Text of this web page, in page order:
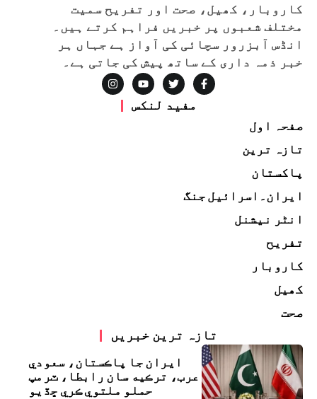
کاروبار، کھیل، صحت اور تفریح سمیت
مختلف شعبوں پر خبریں فراہم کرتے ہیں۔
انڈس آبزرور سچائی کی آواز ہے جہاں ہر
خبر ذمہ داری کے ساتھ پیش کی جاتی ہے۔
مفید لنکس
صفحہ اول
تازہ ترین
پاکستان
ایران۔اسرائیل جنگ
انٹر نیشنل
تفریح
کاروبار
کھیل
صحت
تازہ ترین خبریں
ايران جا پاڪستان، سعودي
عرب، ترڪيه سان رابطا، ٽرمپ
حملو ملتوي ڪري ڇڏيو